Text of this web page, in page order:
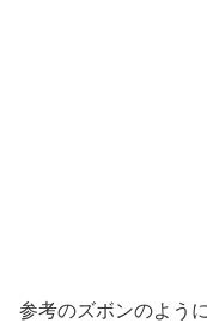
参考のズボンのよう